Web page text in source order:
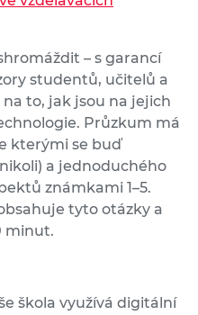
– s garancí
studentů, učitelů a
to, jak jsou na jejich
Průzkum má
kterými se buď
a jednoduchého
známkami 1–5.
tyto otázky a
minut.
škola využívá digitální